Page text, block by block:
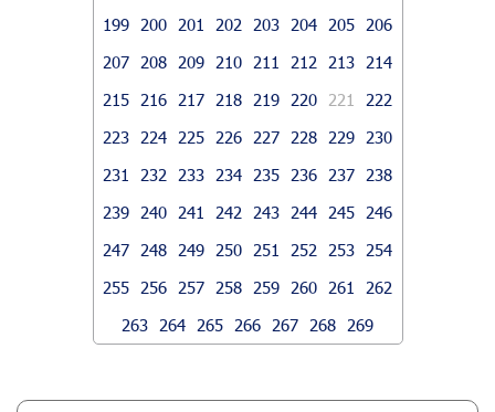
199
200 201 202 203 204 205
206
207
208 209 210 211 212 213
214
215
216 217 218 219 220 221
222
223
224 225 226 227 228 229
230
231
232 233 234 235 236 237
238
239
240 241 242 243 244 245
246
247
248 249 250 251 252 253
254
255
256 257 258 259 260 261
262
263
264 265 266 267 268 269